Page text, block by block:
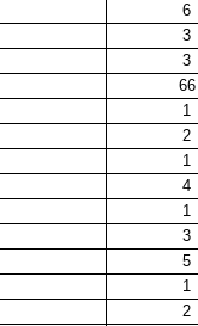
6
3
3
66
1
2
1
4
1
3
5
1
2